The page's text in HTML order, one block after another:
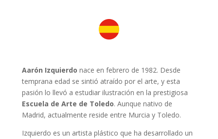
Aarón Izquierdo nace en febrero de 1982. Desde
temprana edad se sintió atraído por el arte, y esta
pasión lo llevó a estudiar ilustración en la prestigiosa
Escuela de Arte de Toledo. Aunque nativo de
Madrid, actualmente reside entre Murcia y Toledo.
Izquierdo es un artista plástico que ha desarrollado un